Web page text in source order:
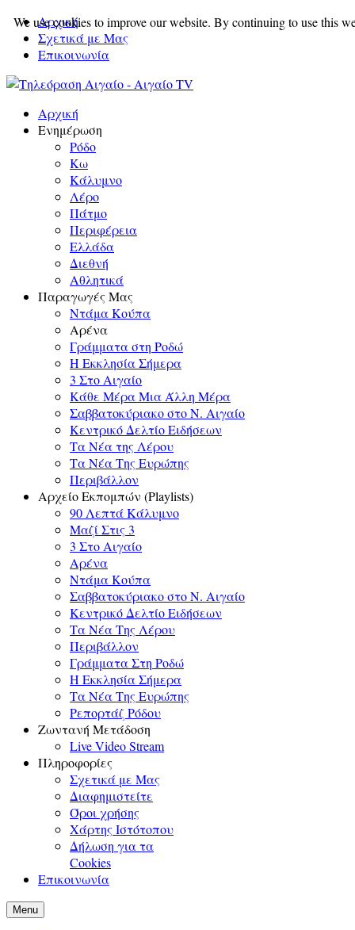
Αρχική
Σχετικά με Μας
Επικοινωνία
Αρχική
Ενημέρωση
Ρόδο
Κω
Κάλυμνο
Λέρο
Πάτμο
Περιφέρεια
Ελλάδα
Διεθνή
Αθλητικά
Παραγωγές Μας
Ντάμα Κούπα
Αρένα
Γράμματα στη Ροδώ
Η Εκκλησία Σήμερα
3 Στο Αιγαίο
Κάθε Μέρα Μια Άλλη Μέρα
Σαββατοκύριακο στο Ν. Αιγαίο
Κεντρικό Δελτίο Ειδήσεων
Τα Νέα της Λέρου
Τα Νέα Της Ευρώπης
Περιβάλλον
Αρχείο Εκπομπών (Playlists)
90 Λεπτά Κάλυμνο
Μαζί Στις 3
3 Στο Αιγαίο
Αρένα
Ντάμα Κούπα
Σαββατοκύριακο στο Ν. Αιγαίο
Κεντρικό Δελτίο Ειδήσεων
Τα Νέα Της Λέρου
Περιβάλλον
Γράμματα Στη Ροδώ
Η Εκκλησία Σήμερα
Τα Νέα Της Ευρώπης
Ρεπορτάζ Ρόδου
Ζωντανή Μετάδοση
Live Video Stream
Πληροφορίες
Σχετικά με Μας
Διαφημιστείτε
Όροι χρήσης
Χάρτης Ιστότοπου
Δήλωση για τα
Cookies
Επικοινωνία
Menu
We use cookies to improve our website. By continuing to use this